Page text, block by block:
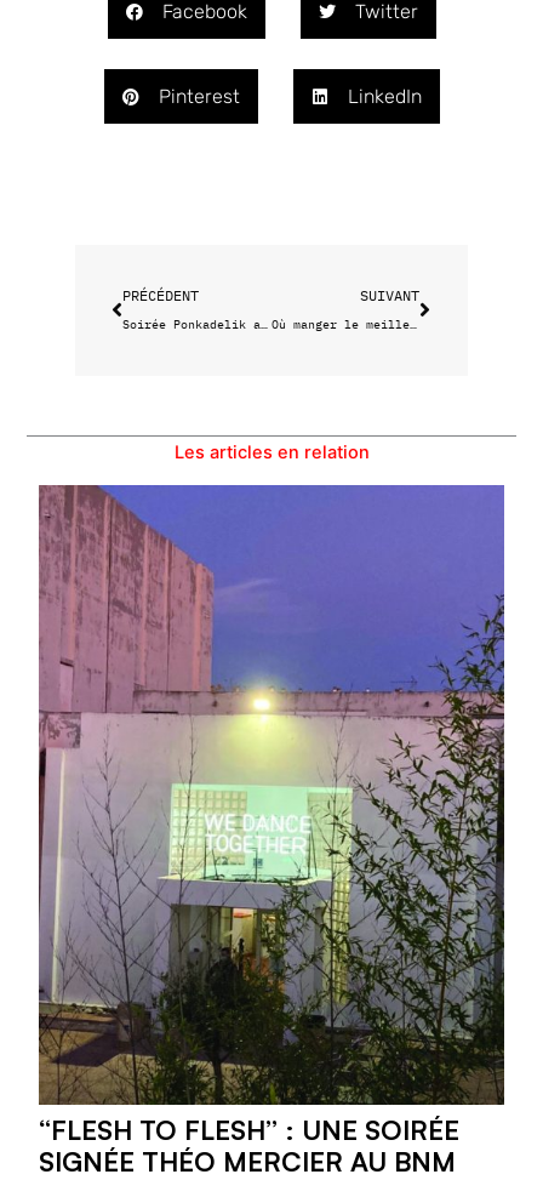
Facebook Twitter
Pinterest LinkedIn
PRÉCÉDENT
Soirée Ponkadelik aux Halles de la Major
SUIVANT
Où manger le meilleur houmous de Marseille
Les articles en relation
“FLESH TO FLESH” : UNE SOIRÉE
SIGNÉE THÉO MERCIER AU BNM